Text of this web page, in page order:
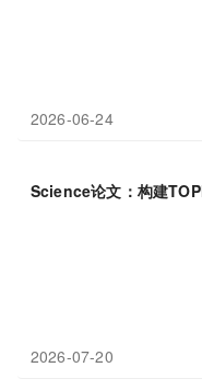
2026-06-24
Science论文：构建
2026-07-20